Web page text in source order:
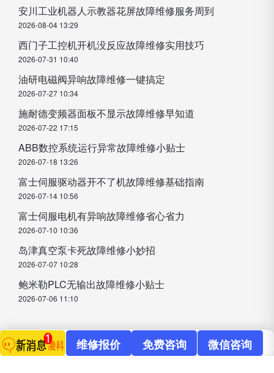
安川工业机器人示教器花屏故障维修服务周到
2026-08-04 13:29
西门子工控机开机没反应故障维修实用技巧
2026-07-31 10:40
油研电磁阀异响故障维修一键搞定
2026-07-27 10:34
施耐德变频器面板不显示故障维修早知道
2026-07-22 17:15
ABB数控系统运行异常故障维修小贴士
2026-07-18 13:26
富士伺服驱动器开不了机故障维修基础指南
2026-07-14 10:56
富士伺服电机有异响故障维修省心省力
2026-07-10 10:36
岛津真空泵卡死故障维修小妙招
2026-07-07 10:28
鲍米勒PLC无输出故障维修小贴士
2026-07-06 11:10
维修报价 免费咨询 微信咨询